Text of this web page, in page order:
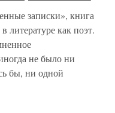
записки», книга
как поэт.
не было ни
бы, ни одной